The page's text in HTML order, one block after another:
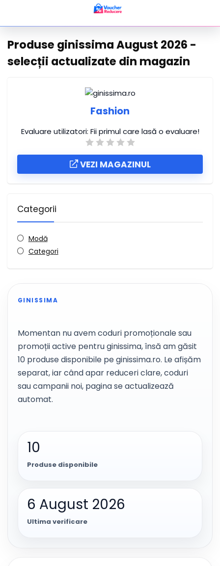
Produse ginissima August 2026 -
selecții actualizate din magazin
Fashion
Evaluare utilizatori: Fii primul care lasă o evaluare!
VEZI MAGAZINUL
Categorii
Modă
Categori
GINISSIMA
Momentan nu avem coduri promoționale sau
promoții active pentru ginissima, însă am găsit
10 produse disponibile pe ginissima.ro. Le afișăm
separat, iar când apar reduceri clare, coduri
sau campanii noi, pagina se actualizează
automat.
10
Produse disponibile
6 August 2026
Ultima verificare